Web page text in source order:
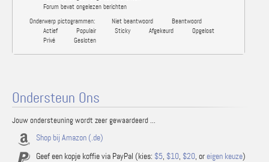
Forum bevat ongelezen berichten
Onderwerp pictogrammen:
Niet beantwoord
Beantwoord
Actief
Populair Sticky Afgekeurd
Opgelost
Privé
Gesloten
Ondersteun Ons
Jouw ondersteuning wordt zeer gewaardeerd ...
Shop bij Amazon (.de)
Geef een kopje koffie via PayPal (kies: $5, $10, $20, or eigen keuze)